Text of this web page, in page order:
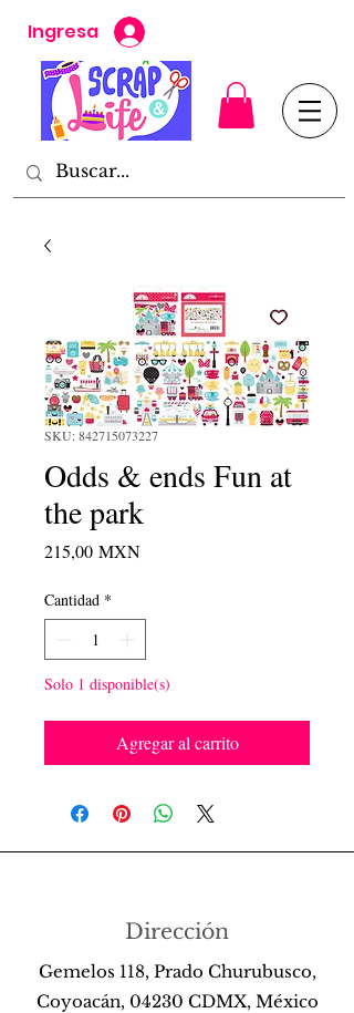
Ingresa
SKU: 842715073227
Odds & ends Fun at
the park
215,00 MXNPrecio
Cantidad *
Solo 1 disponible(s)
Agregar al carrito
Dirección
Gemelos 118, Prado Churubusco,
Coyoacán, 04230 CDMX, México